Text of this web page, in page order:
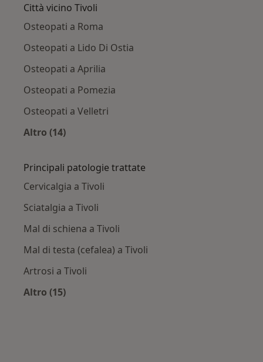
Città vicino Tivoli
Osteopati a Roma
Osteopati a Lido Di Ostia
Osteopati a Aprilia
Osteopati a Pomezia
Osteopati a Velletri
Altro (14)
Principali patologie trattate
Cervicalgia a Tivoli
Sciatalgia a Tivoli
Mal di schiena a Tivoli
Mal di testa (cefalea) a Tivoli
Artrosi a Tivoli
Altro (15)